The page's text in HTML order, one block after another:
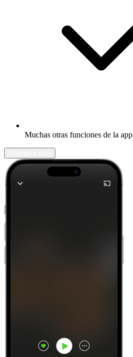
Muchas otras funciones de la app